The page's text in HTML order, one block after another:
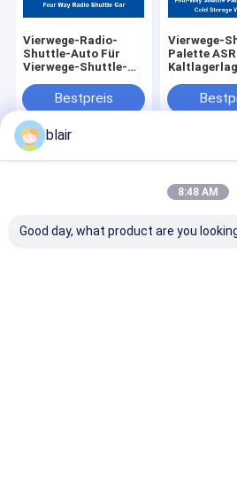
Vierwege-Radio-
Shuttle-Auto Für
Vierwege-Shuttle-
Automatisches
Lagersystem und
Abholsystem
Palettenläufer
Racking
Bestpreis
Vierwege-
Palette
Lager- und
Abholsystem
Startseite Über uns
Sitemap
Privacy
Reserved.
blair
8:48 AM
Good day, what product are you